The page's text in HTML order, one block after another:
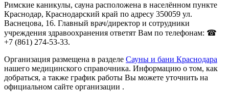
Римские каникулы, сауна расположена в населённом пункте
Краснодар, Краснодарский край по адресу 350059 ул.
Васнецова, 16. Главный врач/директор и сотрудники
учреждения здравоохранения ответят Вам по телефонам: ☎
+7 (861) 274-53-33.
Организация размещена в разделе Сауны и бани Краснодара
нашего медицинского справочника. Информацию о том, как
добраться, а также график работы Вы можете уточнить на
официальном сайте организации .